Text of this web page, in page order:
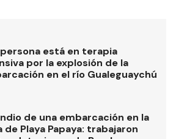
persona está en terapia
por la explosión de la
en el río Gualeguaychú
de una embarcación en la
de Playa Papaya: trabajaron